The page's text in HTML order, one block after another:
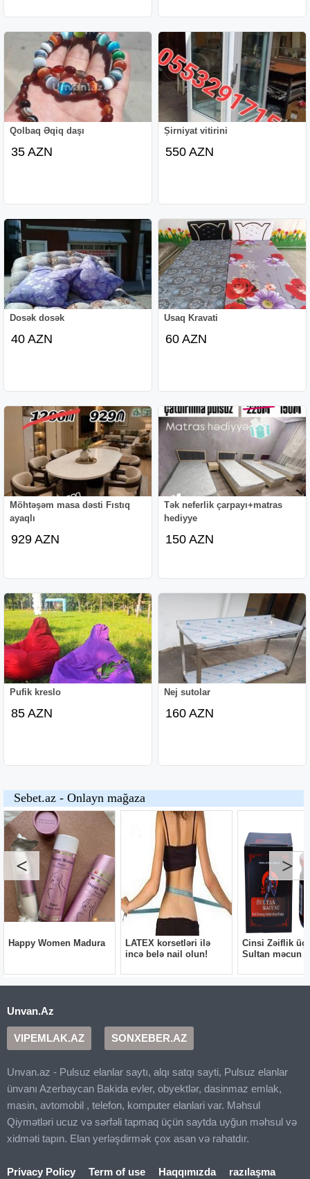
Qolbaq Əqiq daşı
35 AZN
Ṣirniyat vitirini
550 AZN
Dosək dosək
40 AZN
Usaq Kravati
60 AZN
Möhtəşəm masa dəsti Fıstıq
ayaqlı
929 AZN
Tək neferlik çarpayı+matras
hediyye
150 AZN
Pufik kreslo
85 AZN
Nej sutolar
160 AZN
Unvan.Az
VIPEMLAK.AZ SONXEBER.AZ
Unvan.az - Pulsuz elanlar saytı, alqı satqı sayti, Pulsuz elanlar
ünvanı Azerbaycan Bakida evler, obyektlər, dasinmaz emlak,
masin, avtomobil , telefon, komputer elanlari var. Məhsul
Qiymətləri ucuz və sərfəli tapmaq üçün saytda uyğun məhsul və
xidməti tapın. Elan yerləşdirmək çox asan və rahatdır.
Privacy Policy Term of use Haqqımızda razılaşma